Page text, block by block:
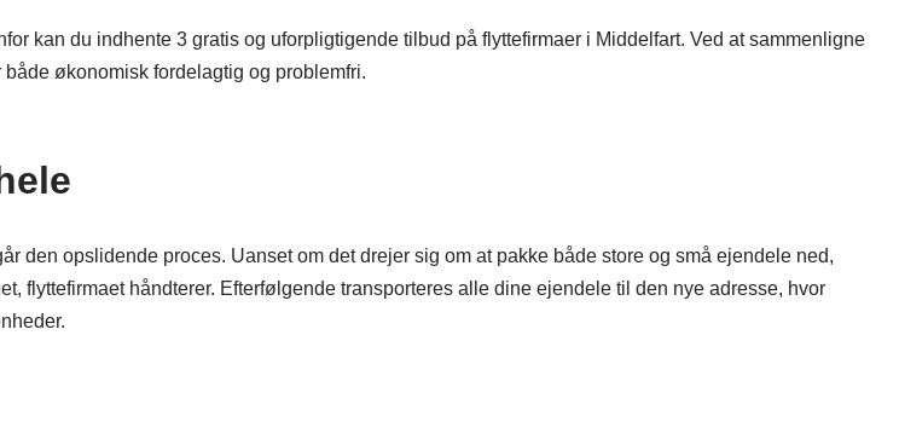
kan du indhente 3 gratis og uforpligtigende tilbud på flyttefirmaer i Middelfart. Ved at sammenligne
økonomisk fordelagtig og problemfri.
den opslidende proces. Uanset om det drejer sig om at pakke både store og små ejendele ned,
flyttefirmaet håndterer. Efterfølgende transporteres alle dine ejendele til den nye adresse, hvor